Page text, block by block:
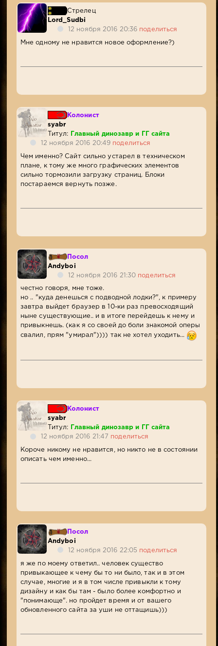
Стрелец
Lord_Sudbi
12 ноября 2016 20:36 поделиться
Мне одному не нравится новое оформление?)
Колонист
syabr
Титул:
Главный динозавр и ГГ сайта
12 ноября 2016 20:49 поделиться
Чем именно? Сайт сильно устарел в техническом
плане, к тому же много графических элементов
сильно тормозили загрузку страниц. Блоки
постараемся вернуть позже.
Посол
Andyboi
12 ноября 2016 21:30 поделиться
честно говоря, мне тоже.
но .. "куда денешься с подводной лодки?", к примеру
завтра выйдет браузер в 10-ки раз превосходящий
ныне существующие.. и в итоге перейдешь к нему и
привыкнешь. (как я со своей до боли знакомой оперы
свалил, прям "умирал")))) так не хотел уходить...
Колонист
syabr
Титул:
Главный динозавр и ГГ сайта
12 ноября 2016 21:47 поделиться
Короче никому не нравится, но никто не в состоянии
описать чем именно...
Посол
Andyboi
12 ноября 2016 22:05 поделиться
я же по моему ответил.. человек существо
привыкающее к чему бы то ни было, так и в этом
случае, многие и я в том числе привыкли к тому
дизайну и как бы там - было более комфортно и
"понимающе". но пройдет время и от вашего
обновленного сайта за уши не оттащишь)))